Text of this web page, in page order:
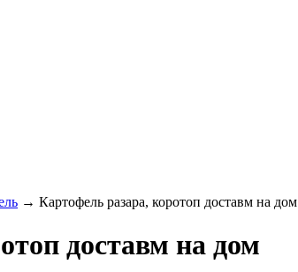
→ Картофель разара, коротоп доставм на дом
доставм на дом